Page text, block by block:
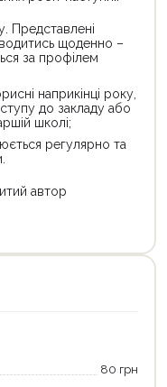
Представлені
щоденно –
за профілем
наприкінці року,
до закладу або
школі;
регулярно та
автор
80 грн